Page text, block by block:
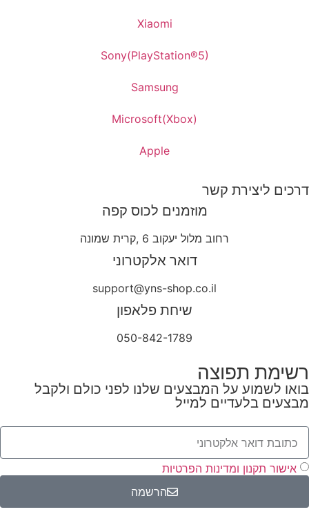
Xiaomi
Sony(PlayStation®5)
Samsung
Microsoft(Xbox)
Apple
דרכים ליצירת קשר
מוזמנים לכוס קפה
רחוב מלול יעקוב 6 ,קרית שמונה
דואר אלקטרוני
support@yns-shop.co.il
שיחת פלאפון
050-842-1789
רשימת תפוצה
בואו לשמוע על המבצעים שלנו לפני כולם ולקבל
מבצעים בלעדיים למייל
אישור תקנון ומדינות הפרטיות
הרשמה